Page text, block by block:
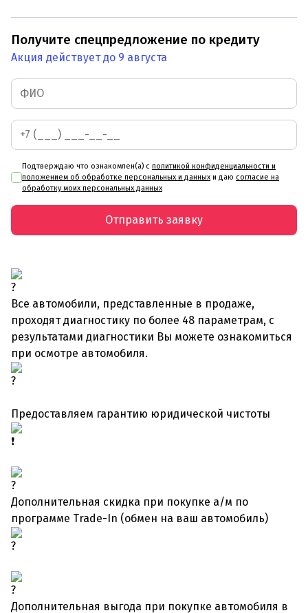
Получите спецпредложение по кредиту
Акция действует до 9 августа
Подтверждаю что ознакомлен(а) с политикой конфиденциальности и
положением об обработке персональных и данных и даю согласие на
обработку моих персональных данных
Отправить заявку
Все автомобили, представленные в продаже,
проходят диагностику по более 48 параметрам, с
результатами диагностики Вы можете ознакомиться
при осмотре автомобиля.
Предоставляем гарантию юридической чистоты
Дополнительная скидка при покупке а/м по
программе Trade-In (обмен на ваш автомобиль)
Дополнительная выгода при покупке автомобиля в